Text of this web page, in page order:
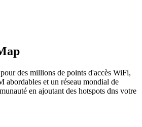
des millions de points d'accès WiFi,
abordables et un réseau mondial de
en ajoutant des hotspots dns votre